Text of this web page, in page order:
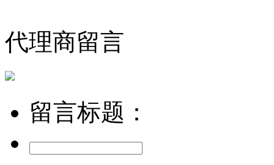
代理商留言
留言标题：